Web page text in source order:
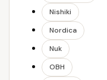
Nishiki
Nordica
Nuk
OBH